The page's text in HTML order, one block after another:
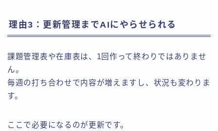
理由3：更新管理までAIにやらせられる
課題管理表や在庫表は、1回作って終わりではありませ
ん。
毎週の打ち合わせで内容が増えますし、状況も変わりま
す。
ここで必要になるのが更新です。